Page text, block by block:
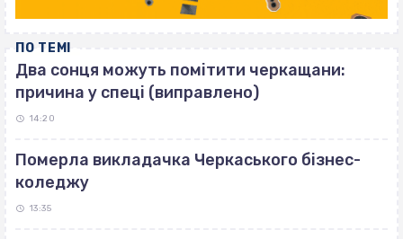
ПО ТЕМІ
Два сонця можуть помітити черкащани:
причина у спеці (виправлено)
14:20
Померла викладачка Черкаського бізнес-
коледжу
13:35